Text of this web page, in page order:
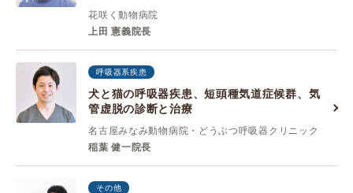
花咲く動物病院
上田 憲義院長
呼吸器系疾患
犬と猫の呼吸器疾患、短頭種気道症候群、気
管虚脱の診断と治療
名古屋みなみ動物病院・どうぶつ呼吸器クリニック
稲葉 健一院長
その他